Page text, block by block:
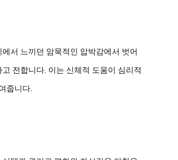
서 느끼던 암묵적인 압박감에서 벗어
전합니다. 이는 신체적 도움이 심리적
줍니다.